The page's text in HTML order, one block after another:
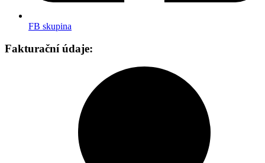
FB skupina
Fakturační údaje: